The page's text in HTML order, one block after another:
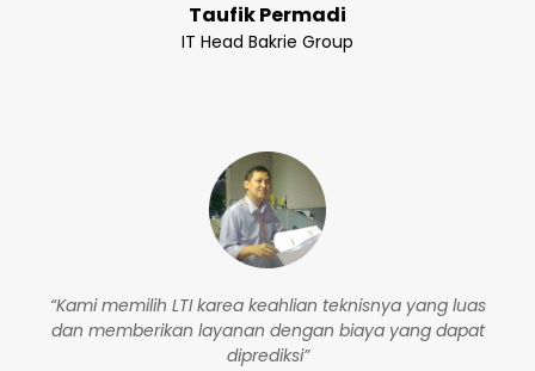
Taufik Permadi
IT Head Bakrie Group
“Kami memilih LTI karea keahlian teknisnya yang luas
dan memberikan layanan dengan biaya yang dapat
diprediksi”